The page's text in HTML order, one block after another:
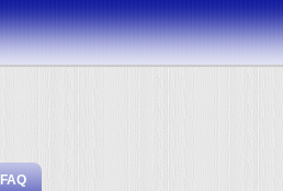
FAQ